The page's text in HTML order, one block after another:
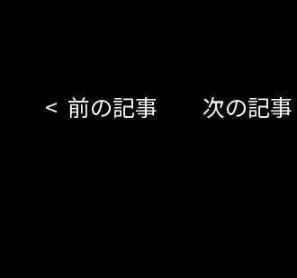
前の記事 次の記事